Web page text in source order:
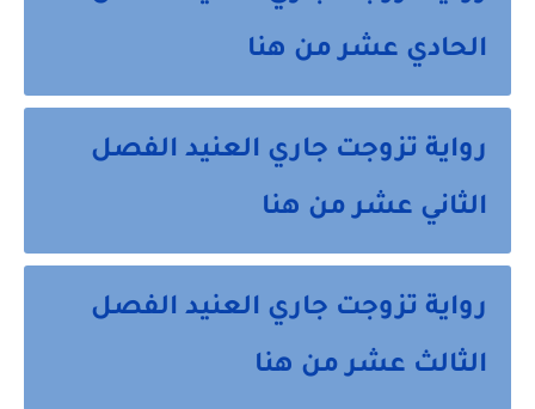
الحادي عشر من هنا
رواية تزوجت جاري العنيد الفصل
الثاني عشر من هنا
رواية تزوجت جاري العنيد الفصل
الثالث عشر من هنا